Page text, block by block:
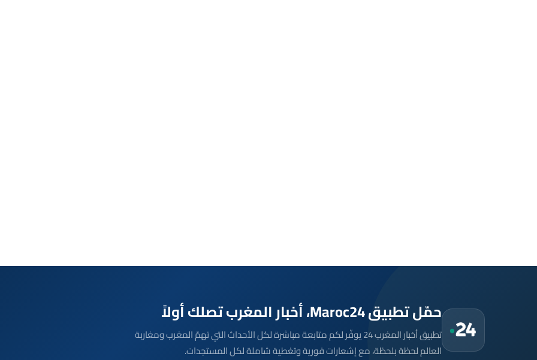
حمّل تطبيق Maroc24، أخبار المغرب تصلك أولاً
تطبيق أخبار المغرب 24 يوفّر لكم متابعة مباشرة لكل الأحداث التي تهمّ المغرب ومغاربة
العالم لحظة بلحظة، مع إشعارات فورية وتغطية شاملة لكل المستجدات.